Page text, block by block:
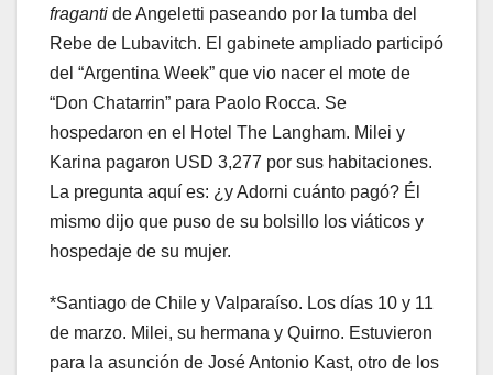
fraganti de Angeletti paseando por la tumba del
Rebe de Lubavitch. El gabinete ampliado participó
del “Argentina Week” que vio nacer el mote de
“Don Chatarrin” para Paolo Rocca. Se
hospedaron en el Hotel The Langham. Milei y
Karina pagaron USD 3,277 por sus habitaciones.
La pregunta aquí es: ¿y Adorni cuánto pagó? Él
mismo dijo que puso de su bolsillo los viáticos y
hospedaje de su mujer.
*Santiago de Chile y Valparaíso. Los días 10 y 11
de marzo. Milei, su hermana y Quirno. Estuvieron
para la asunción de José Antonio Kast, otro de los